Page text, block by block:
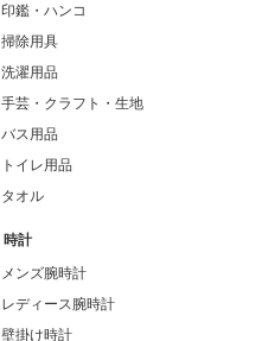
印鑑・ハンコ
掃除用具
洗濯用品
手芸・クラフト・生地
バス用品
トイレ用品
タオル
時計
メンズ腕時計
レディース腕時計
壁掛け時計